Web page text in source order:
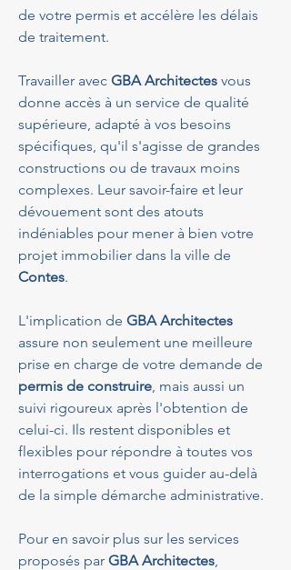
de votre permis et accélère les délais
de traitement.
Travailler avec GBA Architectes vous
donne accès à un service de qualité
supérieure, adapté à vos besoins
spécifiques, qu'il s'agisse de grandes
constructions ou de travaux moins
complexes. Leur savoir-faire et leur
dévouement sont des atouts
indéniables pour mener à bien votre
projet immobilier dans la ville de
Contes.
L'implication de GBA Architectes
assure non seulement une meilleure
prise en charge de votre demande de
permis de construire, mais aussi un
suivi rigoureux après l'obtention de
celui-ci. Ils restent disponibles et
flexibles pour répondre à toutes vos
interrogations et vous guider au-delà
de la simple démarche administrative.
Pour en savoir plus sur les services
proposés par GBA Architectes,